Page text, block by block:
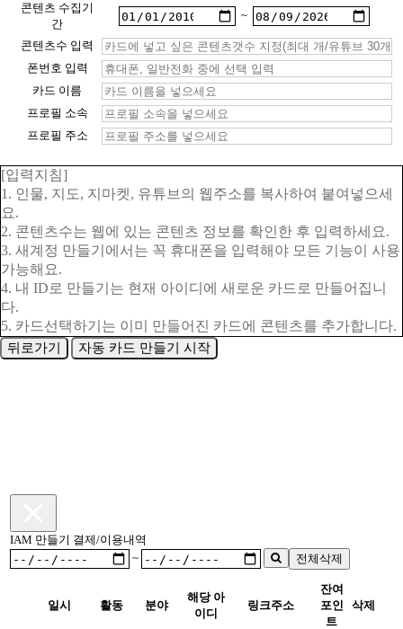
콘텐츠 수집기
간
~
콘텐츠수 입력
폰번호 입력
카드 이름
프로필 소속
프로필 주소
[입력지침]
1. 인물, 지도, 지마켓, 유튜브의 웹주소를 복사하여 붙여넣으세
요.
2. 콘텐츠수는 웹에 있는 콘텐츠 정보를 확인한 후 입력하세요.
3. 새계정 만들기에서는 꼭 휴대폰을 입력해야 모든 기능이 사용
가능해요.
4. 내 ID로 만들기는 현재 아이디에 새로운 카드로 만들어집니
다.
5. 카드선택하기는 이미 만들어진 카드에 콘텐츠를 추가합니다.
뒤로가기 자동 카드 만들기 시작
IAM 만들기 결제/이용내역
~
전체삭제
일시 활동 분야
해당 아
이디
링크주소
잔여
포인
트
삭제